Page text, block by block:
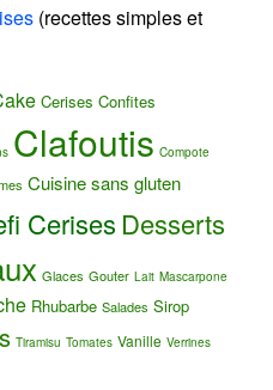
(recettes simples et
Cerises Confites
Clafoutis Compote
Cuisine sans gluten
Cerises Desserts
Glaces Gouter Lait Mascarpone
Rhubarbe Salades Sirop
Tiramisu Tomates Vanille Verrines